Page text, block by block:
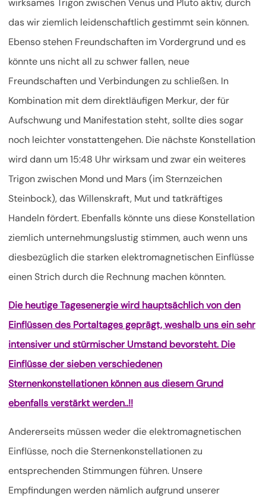
wirksames Trigon zwischen Venus und Pluto aktiv, durch
das wir ziemlich leidenschaftlich gestimmt sein können.
Ebenso stehen Freundschaften im Vordergrund und es
könnte uns nicht all zu schwer fallen, neue
Freundschaften und Verbindungen zu schließen. In
Kombination mit dem direktläufigen Merkur, der für
Aufschwung und Manifestation steht, sollte dies sogar
noch leichter vonstattengehen. Die nächste Konstellation
wird dann um 15:48 Uhr wirksam und zwar ein weiteres
Trigon zwischen Mond und Mars (im Sternzeichen
Steinbock), das Willenskraft, Mut und tatkräftiges
Handeln fördert. Ebenfalls könnte uns diese Konstellation
ziemlich unternehmungslustig stimmen, auch wenn uns
diesbezüglich die starken elektromagnetischen Einflüsse
einen Strich durch die Rechnung machen könnten.
Die heutige Tagesenergie wird hauptsächlich von den
Einflüssen des Portaltages geprägt, weshalb uns ein sehr
intensiver und stürmischer Umstand bevorsteht. Die
Einflüsse der sieben verschiedenen
Sternenkonstellationen können aus diesem Grund
ebenfalls verstärkt werden..!!
Andererseits müssen weder die elektromagnetischen
Einflüsse, noch die Sternenkonstellationen zu
entsprechenden Stimmungen führen. Unsere
Empfindungen werden nämlich aufgrund unserer